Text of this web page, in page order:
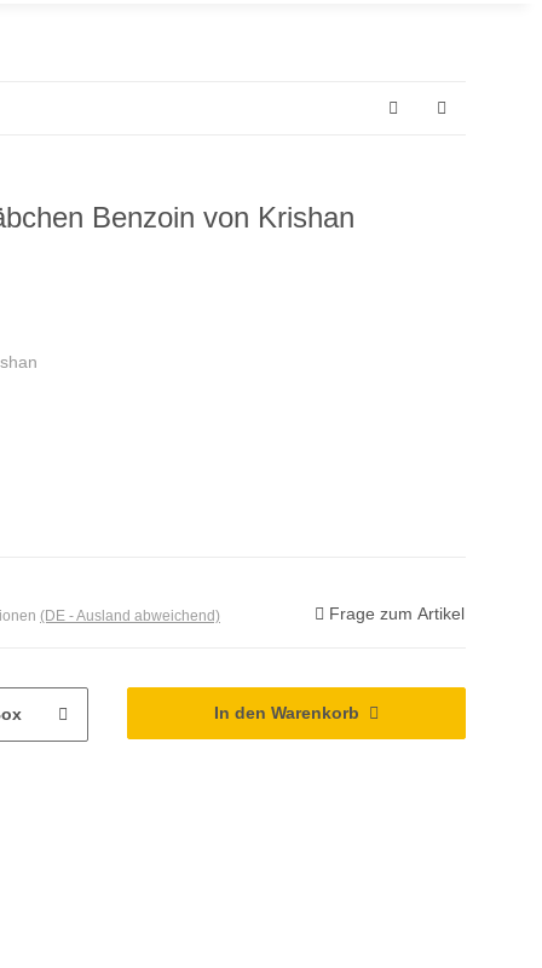
Benzoin von Krishan
(DE - Ausland abweichend) Frage zum Artikel
In den Warenkorb